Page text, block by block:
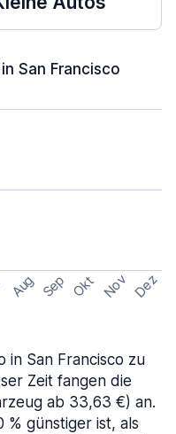
San Francisco
Aug Sep Okt Nov Dez
in San Francisco zu
Zeit fangen die
ab 33,63 €) an.
% günstiger ist, als